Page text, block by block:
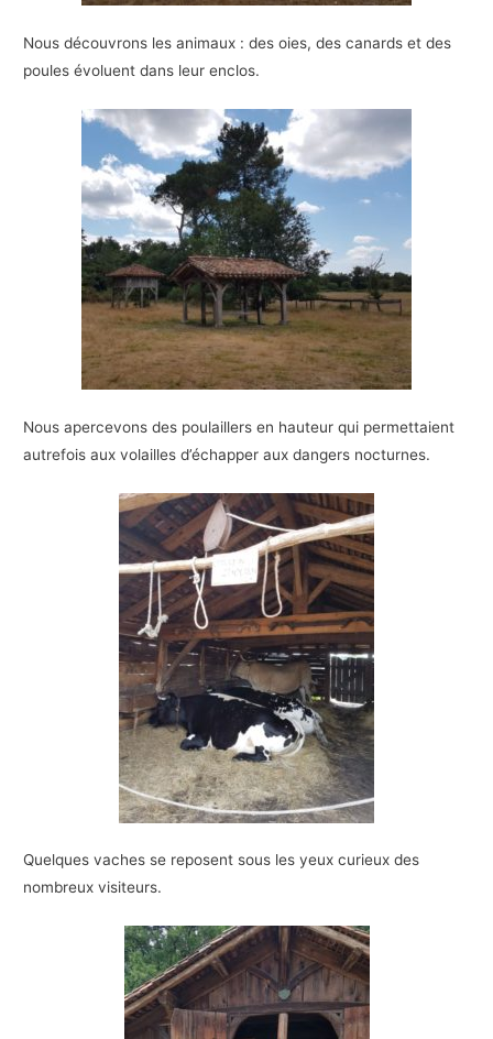
Nous découvrons les animaux : des oies, des canards et des
poules évoluent dans leur enclos.
Nous apercevons des poulaillers en hauteur qui permettaient
autrefois aux volailles d’échapper aux dangers nocturnes.
Quelques vaches se reposent sous les yeux curieux des
nombreux visiteurs.